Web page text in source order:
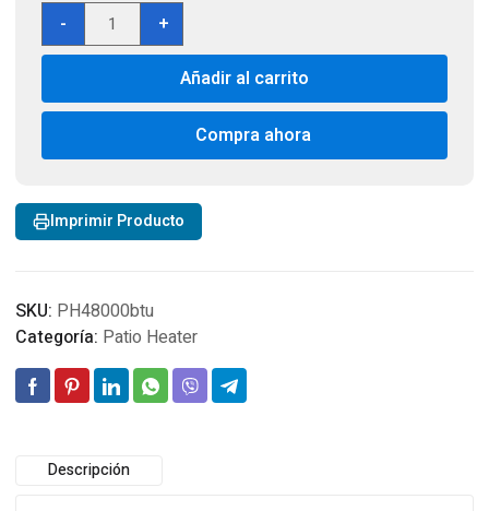
-
Patio
Heater
48.000
Acero
Marca
cantidad
+
Añadir al carrito
Compra ahora
Imprimir Producto
SKU: PH48000btu
Categoría: Patio Heater
Descripción